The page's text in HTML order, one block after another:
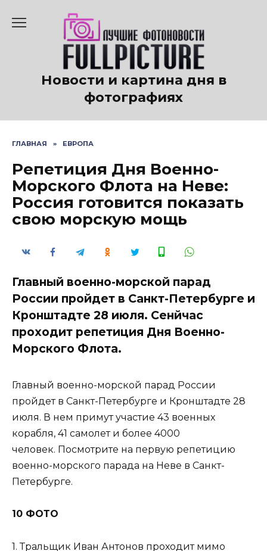
содержанию
Новости и картина дня в
фотографиях
ГЛАВНАЯ » ЕВРОПА
Репетиция Дня Военно-
Морского Флота на Неве:
Россия готовится показать
свою морскую мощь
Главный военно-морской парад
России пройдет в Санкт-Петербурге и
Кронштадте 28 июля. Сенйчас
проходит репетиция Дня Военно-
Морского Флота.
Главный военно-морской парад России
пройдет в Санкт-Петербурге и Кронштадте 28
июля. В нем примут участие 43 военных
корабля, 41 самолет и более 4000
человек. Посмотрите на первую репетицию
военно-морского парада на Неве в Санкт-
Петербурге.
10 ФОТО
1. Тральщик Иван Антонов проходит мимо